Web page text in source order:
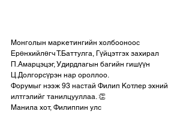
Монголын маркетингийн холбооноос
Ерөнхийлөгч Т.Баттулга, Гүйцэтгэх захирал
П.Амарцэцэг, Удирдлагын багийн гишүүн
Ц.Долгорсүрэн нар ороллоо.
Форумыг нээж 93 настай Филип Котлер эхний
илтгэлийг танилцууллаа. 👏
Манила хот, Филиппин улс